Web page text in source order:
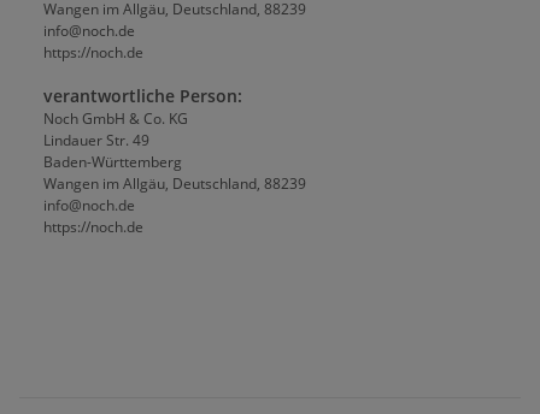
Wangen im Allgäu, Deutschland, 88239
info@noch.de
https://noch.de
verantwortliche Person:
Noch GmbH & Co. KG
Lindauer Str. 49
Baden-Württemberg
Wangen im Allgäu, Deutschland, 88239
info@noch.de
https://noch.de